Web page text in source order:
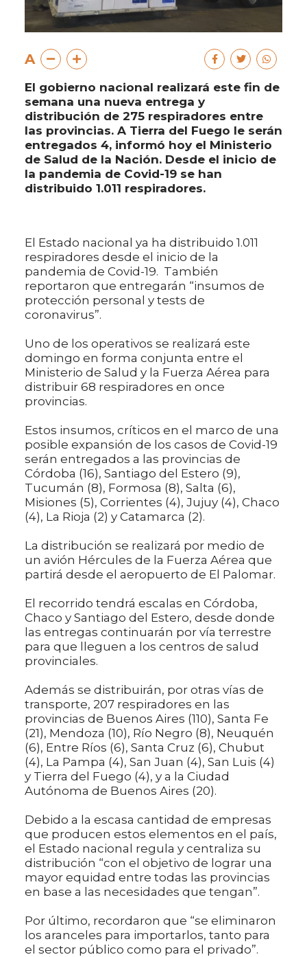
A
El gobierno nacional realizará este fin de
semana una nueva entrega y
distribución de 275 respiradores entre
las provincias. A Tierra del Fuego le serán
entregados 4, informó hoy el Ministerio
de Salud de la Nación. Desde el inicio de
la pandemia de Covid-19 se han
distribuido 1.011 respiradores.
El Estado nacional ya ha distribuido 1.011
respiradores desde el inicio de la
pandemia de Covid-19. También
reportaron que entregarán “insumos de
protección personal y tests de
coronavirus”.
Uno de los operativos se realizará este
domingo en forma conjunta entre el
Ministerio de Salud y la Fuerza Aérea para
distribuir 68 respiradores en once
provincias.
Estos insumos, críticos en el marco de una
posible expansión de los casos de Covid-19
serán entregados a las provincias de
Córdoba (16), Santiago del Estero (9),
Tucumán (8), Formosa (8), Salta (6),
Misiones (5), Corrientes (4), Jujuy (4), Chaco
(4), La Rioja (2) y Catamarca (2).
La distribución se realizará por medio de
un avión Hércules de la Fuerza Aérea que
partirá desde el aeropuerto de El Palomar.
El recorrido tendrá escalas en Córdoba,
Chaco y Santiago del Estero, desde donde
las entregas continuarán por vía terrestre
para que lleguen a los centros de salud
provinciales.
Además se distribuirán, por otras vías de
transporte, 207 respiradores en las
provincias de Buenos Aires (110), Santa Fe
(21), Mendoza (10), Río Negro (8), Neuquén
(6), Entre Ríos (6), Santa Cruz (6), Chubut
(4), La Pampa (4), San Juan (4), San Luis (4)
y Tierra del Fuego (4), y a la Ciudad
Autónoma de Buenos Aires (20).
Debido a la escasa cantidad de empresas
que producen estos elementos en el país,
el Estado nacional regula y centraliza su
distribución “con el objetivo de lograr una
mayor equidad entre todas las provincias
en base a las necesidades que tengan”.
Por último, recordaron que “se eliminaron
los aranceles para importarlos, tanto para
el sector público como para el privado”.